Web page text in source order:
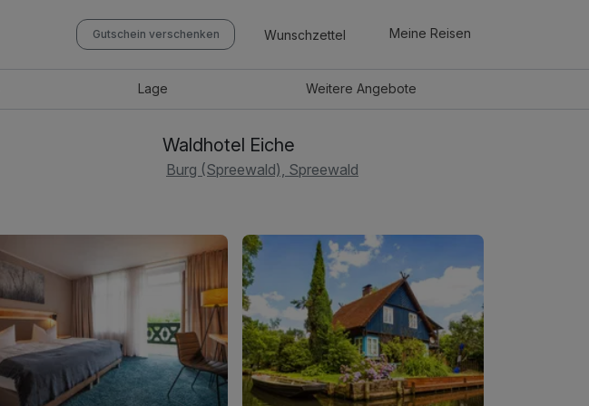
Gutschein verschenken Wunschzettel Meine Reisen
Lage WeitereAngebote
Waldhotel Eiche
Burg (Spreewald), Spreewald